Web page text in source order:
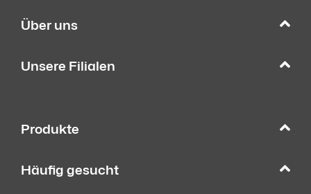
Über uns
Unsere Filialen
Produkte
Häufig gesucht